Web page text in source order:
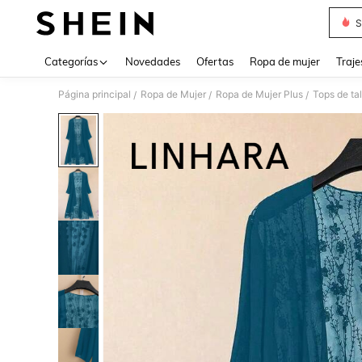
Categorías Novedades Ofertas Ropa de mujer
Página principal / Ropa de Mujer / Ropa de Mujer Plus / Tops de